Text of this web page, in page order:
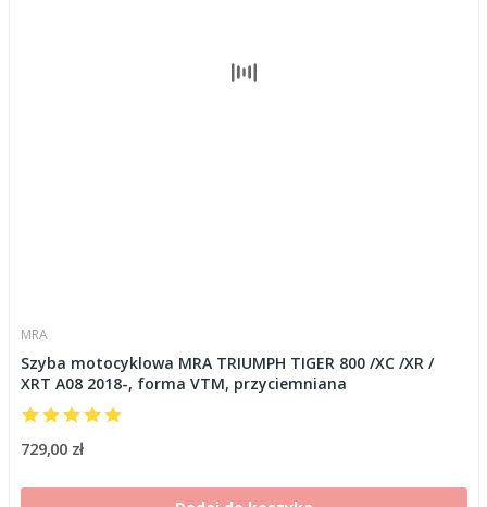
MRA
Szyba motocyklowa MRA TRIUMPH TIGER 800 /XC /XR /
XRT A08 2018-, forma VTM, przyciemniana
729,00 zł